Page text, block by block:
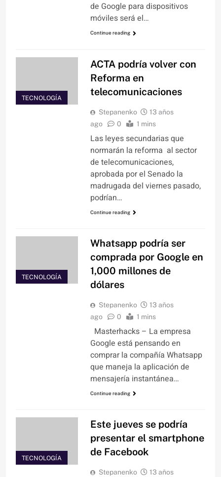
de Google para dispositivos
móviles será el…
Continue reading
TECNOLOGÍA
ACTA podría volver con
Reforma en
telecomunicaciones
Stepanenko
13 años
ago
0 1 mins
Las leyes secundarias que
normarán la reforma al sector
de telecomunicaciones,
aprobada por el Senado la
madrugada del viernes pasado,
podrían…
Continue reading
TECNOLOGÍA
Whatsapp podría ser
comprada por Google en
1,000 millones de
dólares
Stepanenko
13 años
ago
0 1 mins
Masterhacks – La empresa
Google está pensando en
comprar la compañía Whatsapp
que maneja la aplicación de
mensajería instantánea…
Continue reading
TECNOLOGÍA
Este jueves se podría
presentar el smartphone
de Facebook
Stepanenko
13 años